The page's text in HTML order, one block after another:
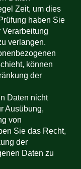
Zeit, um dies
haben Sie
verlangen.
können
der
Daten nicht
Ausübung,
von
Sie das Recht,
der
Daten zu